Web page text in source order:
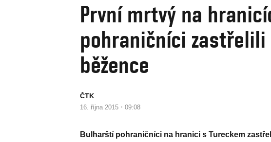
První mrtvý na
pohraničníci zastřelili
běžence
ČTK
16. října 2015 · 09:08
Bulharští pohraničníci na hranici s Tureckem